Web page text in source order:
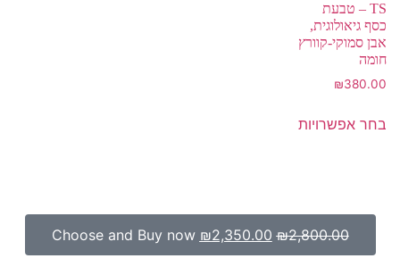
TS – טבעת
כסף גיאולוגית,
אבן סמוקי-קוורץ
חומה
₪380.00
בחר אפשרויות
₪2,800.00
₪2,350.00
Choose and Buy now